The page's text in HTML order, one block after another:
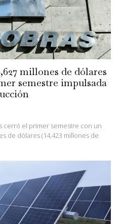
millones de dólares
semestre impulsada
cerró el primer semestre con un
de dólares (14,423 millones de